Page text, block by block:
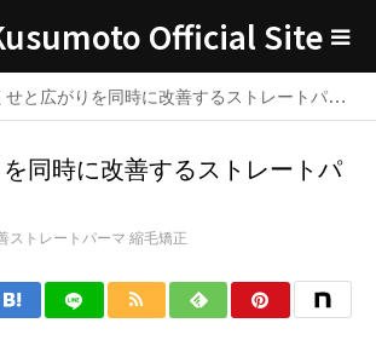
Official Site
せと広がりを同時に改善するストレートパーマ。
を同時に改善するストレートパ
ストレートパーマ 縮毛矯正